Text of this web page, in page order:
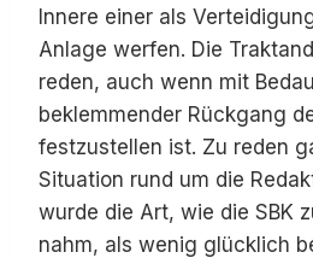
Innere einer als
Anlage werfen. Die
reden, auch wenn mit
beklemmender Rückgang
festzustellen ist. Zu reden
Situation rund um die
wurde die Art, wie die SBK
nahm, als wenig glücklich